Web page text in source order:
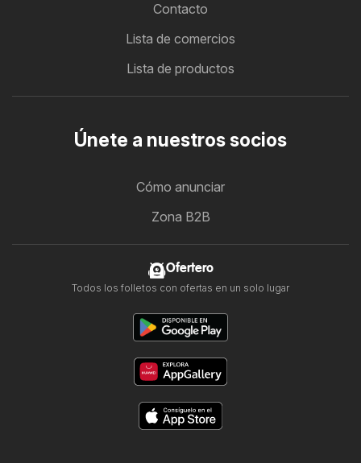
Contacto
Lista de comercios
Lista de productos
Únete a nuestros socios
Cómo anunciar
Zona B2B
Ofertero
Todos los folletos con ofertas en un solo lugar